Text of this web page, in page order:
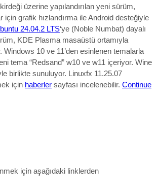
üzerine yapılandırılan yeni sürüm,
için grafik hızlandırma ile Android desteğiyle
24.04.2 LTS‘ye (Noble Numbat) dayalı
KDE Plasma masaüstü ortamıyla
Windows 10 ve 11’den esinlenen temalarla
tema “Redsand” w10 ve w11 içeriyor. Wine
birlikte sunuluyor. Linuxfx 11.25.07
için haberler sayfası incelenebilir. Continue
için aşağıdaki linklerden